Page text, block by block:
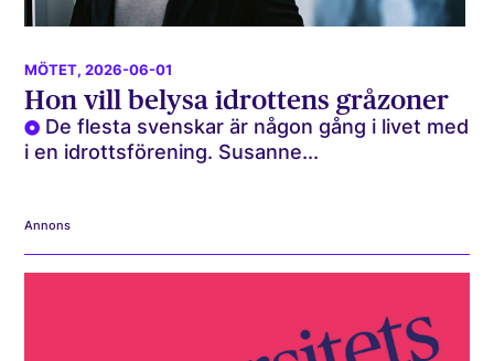
MÖTET, 2026-06-01
Hon vill belysa idrottens gråzoner
De flesta svenskar är någon gång i livet med
i en idrottsförening. Susanne...
Annons